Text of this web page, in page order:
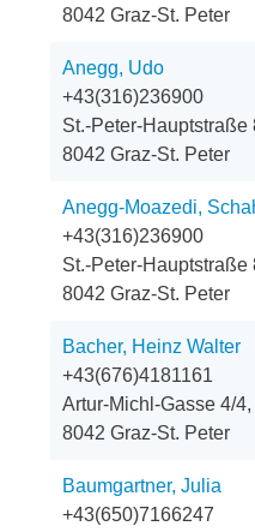
8042 Graz-St. Peter
Anegg, Udo
+43(316)236900
St.-Peter-Hauptstraße
8042 Graz-St. Peter
Anegg-Moazedi,
+43(316)236900
St.-Peter-Hauptstraße
8042 Graz-St. Peter
Bacher, Heinz Walter
+43(676)4181161
Artur-Michl-Gasse 4/4,
8042 Graz-St. Peter
Baumgartner, Julia
+43(650)7166247